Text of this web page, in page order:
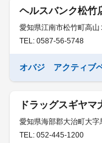
ヘルスバンク松竹
愛知県江南市松竹町高山
TEL: 0587-56-5748
オバジ アクティブ
ドラッグスギヤマ
愛知県海部郡大治町大字
TEL: 052-445-1200